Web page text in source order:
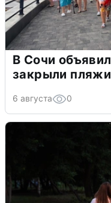
В Сочи
закрыли пляжи
6 августа 0